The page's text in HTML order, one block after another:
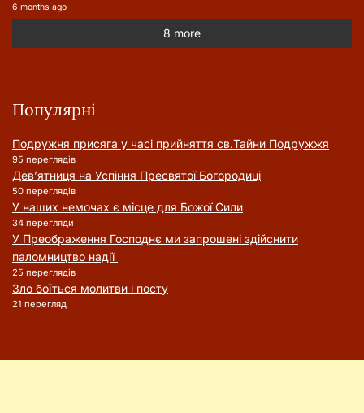
6 months ago
8 more
Популярні
Подружня присягa у часі прийняття cв.Тайни Подружжя
95 переглядів
Дев’ятниця на Успіння Пресвятої Богородиці
50 переглядів
У наших немочах є місце для Божої Сили
34 перегляди
У Преображення Господнє ми запрошені здійснити
паломництво надії
25 переглядів
Зло боїться молитви і посту
21 перегляд